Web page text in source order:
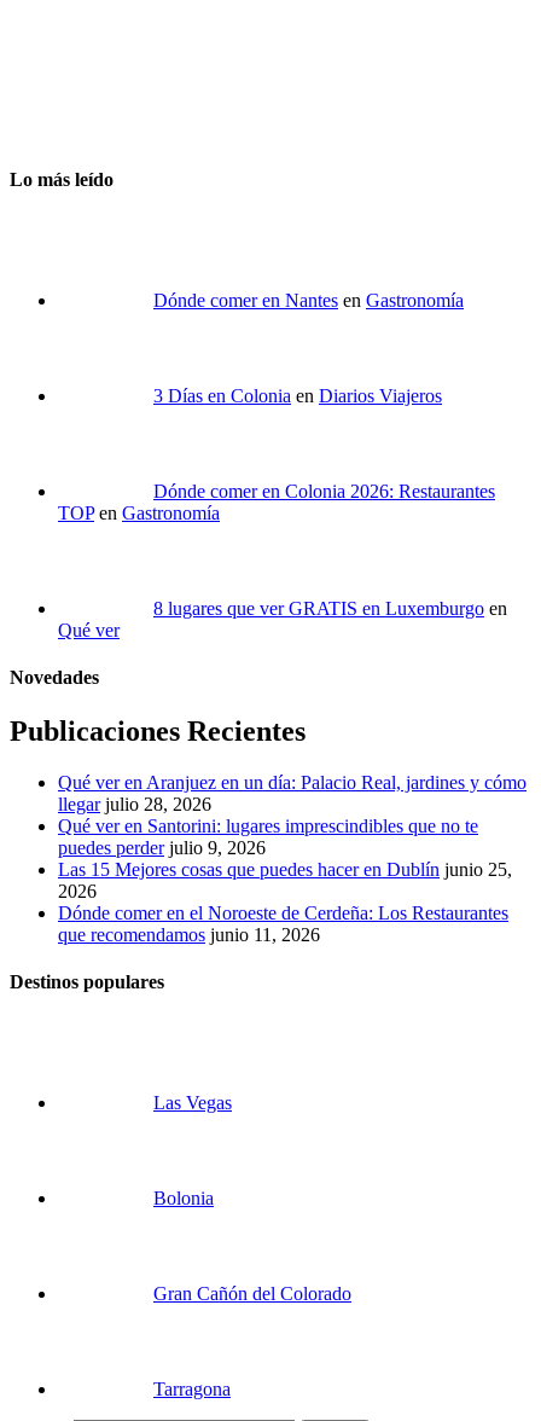
Lo más leído
Dónde comer en Nantes en Gastronomía
3 Días en Colonia en Diarios Viajeros
Dónde comer en Colonia 2026: Restaurantes
TOP en Gastronomía
8 lugares que ver GRATIS en Luxemburgo en
Qué ver
Novedades
Publicaciones Recientes
Qué ver en Aranjuez en un día: Palacio Real, jardines y cómo
llegar julio 28, 2026
Qué ver en Santorini: lugares imprescindibles que no te
puedes perder julio 9, 2026
Las 15 Mejores cosas que puedes hacer en Dublín junio 25,
2026
Dónde comer en el Noroeste de Cerdeña: Los Restaurantes
que recomendamos junio 11, 2026
Destinos populares
Las Vegas
Bolonia
Gran Cañón del Colorado
Tarragona